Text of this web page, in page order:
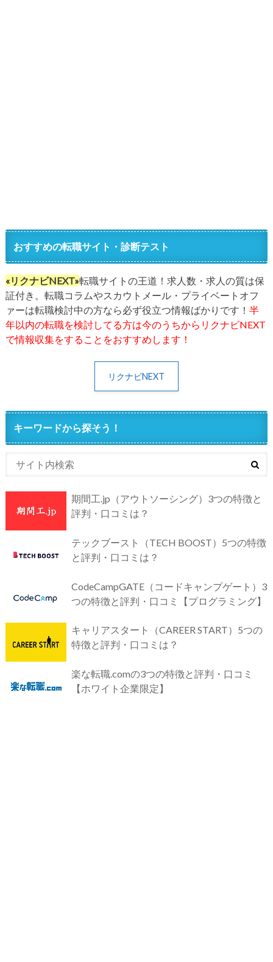
おすすめの転職サイト・診断テスト
«リクナビNEXT»転職サイトの王道！求人数・求人の質は保
証付き。転職コラムやスカウトメール・プライベートオフ
ァーは転職検討中の方なら必ず役立つ情報ばかりです！ 半
年以内の転職を検討してる方は今のうちからリクナビNEXT
で情報収集をすることをおすすめします！
リクナビNEXT
キーワードから探そう！
期間工.jp（アウトソーシング）3つの特徴と
評判・口コミは？
テックブースト（TECH BOOST）5つの特徴
と評判・口コミは？
CodeCampGATE（コードキャンプゲート）3
つの特徴と評判・口コミ【プログラミング】
キャリアスタート（CAREER START）5つの
特徴と評判・口コミは？
楽な転職.comの3つの特徴と評判・口コミ
【ホワイト企業限定】